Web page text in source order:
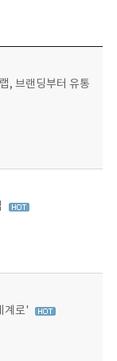
, 브랜딩부터 유통
계로'